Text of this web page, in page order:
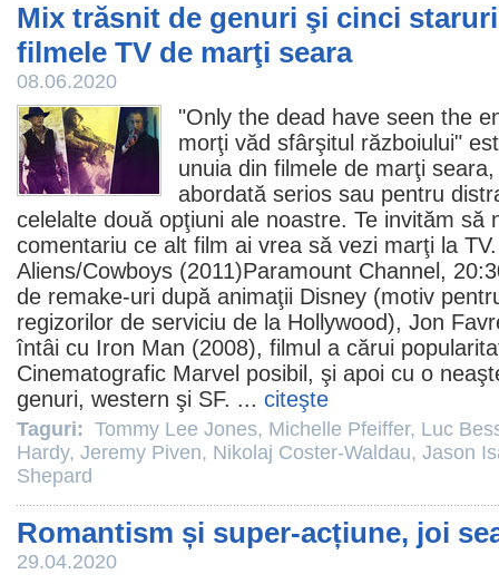
Mix trăsnit de genuri şi cinci
filmele TV de marţi seara
08.06.2020
"Only the dead have seen the
morţi văd sfârşitul războiului"
unuia din filmele de marţi
abordată serios sau pentru
celelalte două opţiuni ale noastre. Te invităm să
comentariu ce alt film ai vrea să vezi marţi la
Aliens/Cowboys (2011)Paramount Channel,
de remake-uri după animaţii Disney (motiv
regizorilor de serviciu de la Hollywood), Jon
întâi cu Iron Man (2008), filmul a cărui
Cinematografic Marvel posibil, şi apoi cu o
genuri, western şi SF. ... citeşte
Taguri: Tommy Lee Jones, Michelle Pfeiffer, Luc
Hardy, Jeremy Piven, Nikolaj Coster-Waldau, Jason
Shepard
Romantism și super-acțiune, joi
29.04.2020